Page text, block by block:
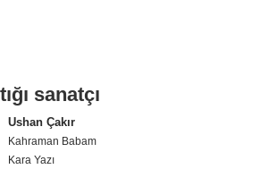
sanatçı
Ushan Çakır
Kahraman Babam
Kara Yazı